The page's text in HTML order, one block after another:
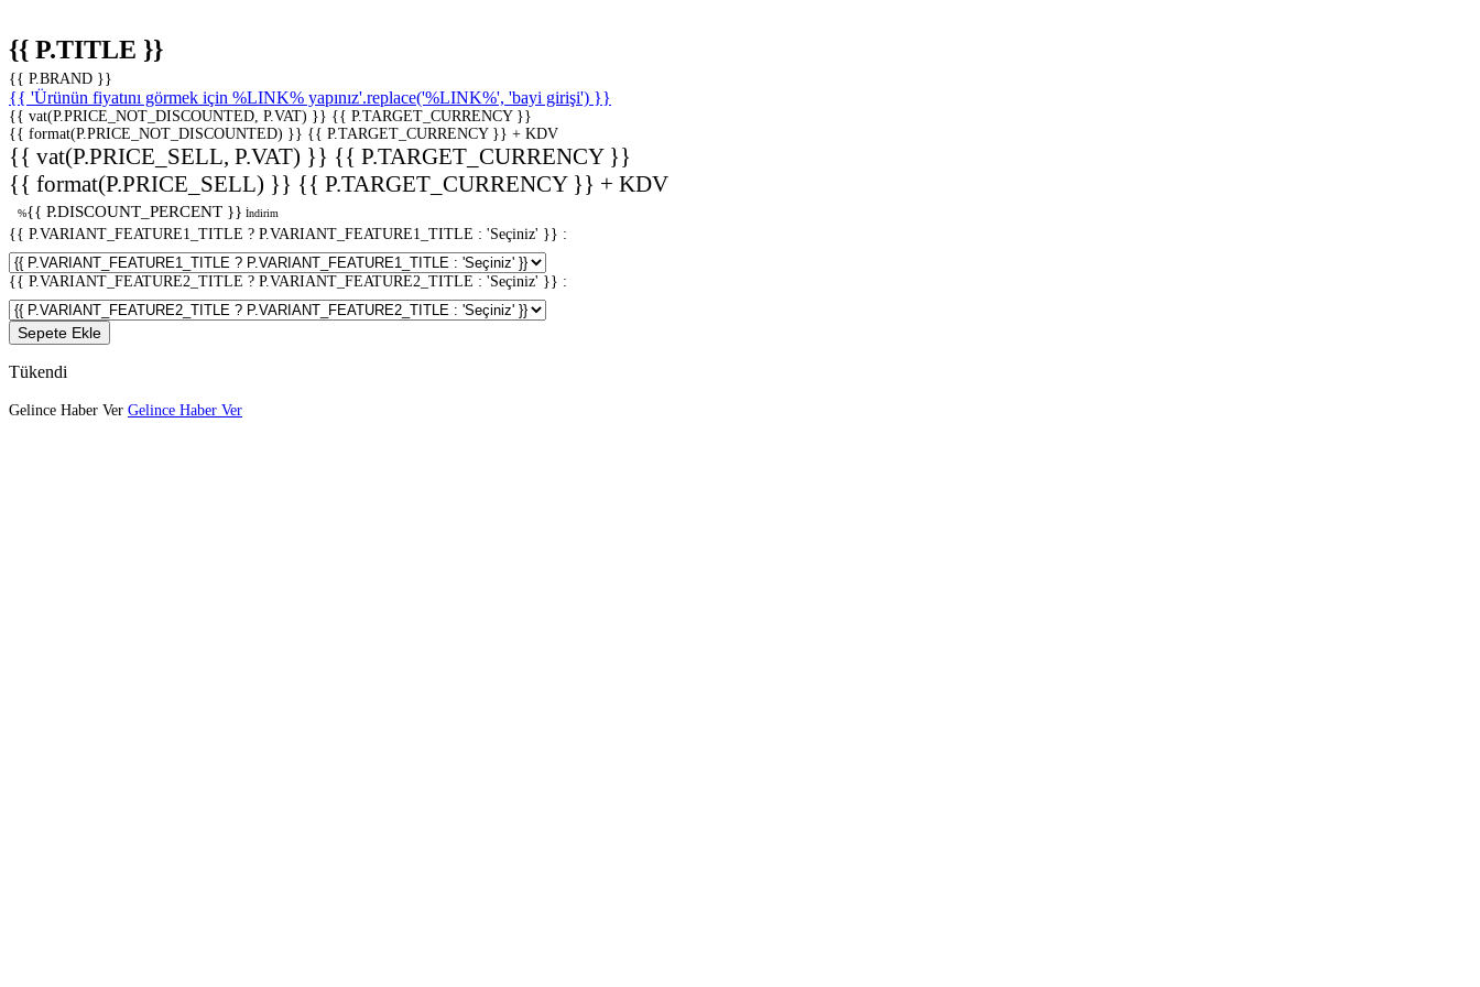
{{ P.TITLE }}
{{ P.BRAND }}
{{ 'Ürünün fiyatını görmek için %LINK% yapınız'.replace('%LINK%', 'bayi girişi') }}
{{ vat(P.PRICE_NOT_DISCOUNTED, P.VAT) }} {{ P.TARGET_CURRENCY }}
{{ format(P.PRICE_NOT_DISCOUNTED) }} {{ P.TARGET_CURRENCY }} + KDV
{{ vat(P.PRICE_SELL, P.VAT) }} {{ P.TARGET_CURRENCY }}
{{ format(P.PRICE_SELL) }} {{ P.TARGET_CURRENCY }} + KDV
%{{ P.DISCOUNT_PERCENT }} İndirim
{{ P.VARIANT_FEATURE1_TITLE ? P.VARIANT_FEATURE1_TITLE : 'Seçiniz' }} :
{{ P.VARIANT_FEATURE2_TITLE ? P.VARIANT_FEATURE2_TITLE : 'Seçiniz' }} :
Sepete Ekle
Tükendi
Gelince Haber Ver Gelince Haber Ver